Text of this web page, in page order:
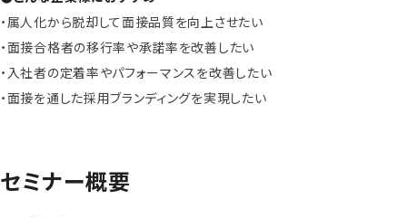
・属人化から脱却して面接品質を向上させたい
・面接合格者の移行率や承諾率を改善したい
・入社者の定着率やパフォーマンスを改善したい
・面接を通した採用ブランディングを実現したい
セミナー概要